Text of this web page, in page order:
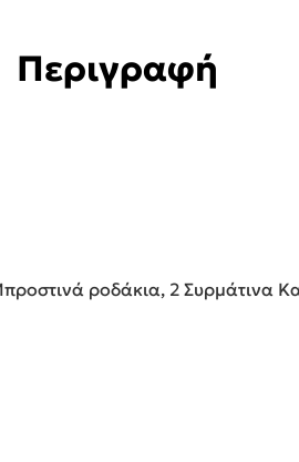
Περιγραφή
ροδάκια, 2 Συρμάτινα